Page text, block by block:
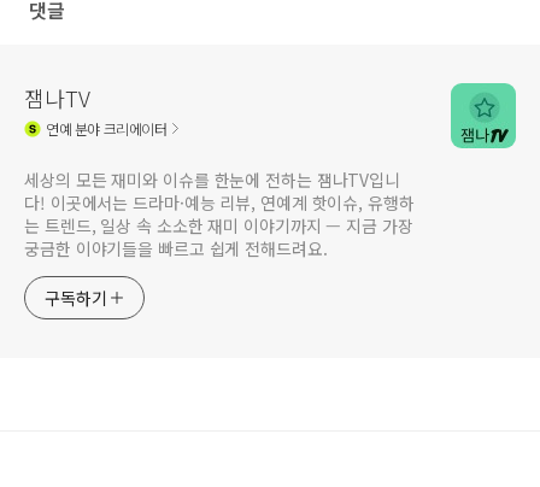
댓글
잼나TV
연예분야 크리에이터
세상의 모든 재미와 이슈를 한눈에 전하는 잼나TV입니
다! 이곳에서는 드라마·예능 리뷰, 연예계 핫이슈, 유행하
는 트렌드, 일상 속 소소한 재미 이야기까지 — 지금 가장
궁금한 이야기들을 빠르고 쉽게 전해드려요.
구독하기